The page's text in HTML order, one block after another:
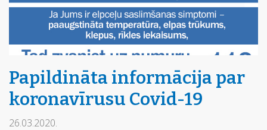
Papildināta informācija par
koronavīrusu Covid-19
26.03.2020.